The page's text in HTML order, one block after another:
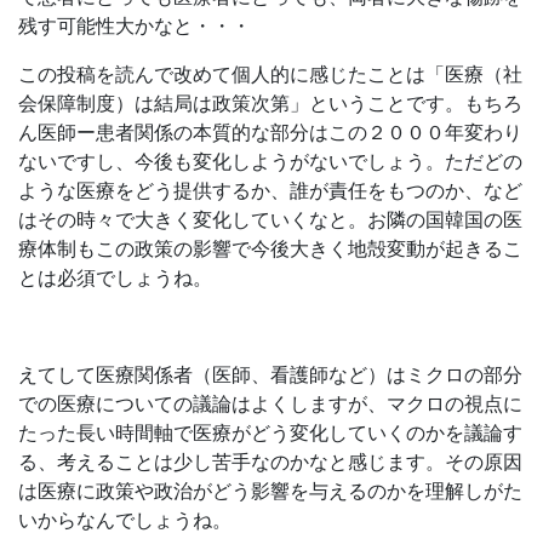
残す可能性大かなと・・・
この投稿を読んで改めて個人的に感じたことは「医療（社
会保障制度）は結局は政策次第」ということです。もちろ
ん医師ー患者関係の本質的な部分はこの２０００年変わり
ないですし、今後も変化しようがないでしょう。ただどの
ような医療をどう提供するか、誰が責任をもつのか、など
はその時々で大きく変化していくなと。お隣の国韓国の医
療体制もこの政策の影響で今後大きく地殻変動が起きるこ
とは必須でしょうね。
えてして医療関係者（医師、看護師など）はミクロの部分
での医療についての議論はよくしますが、マクロの視点に
たった長い時間軸で医療がどう変化していくのかを議論す
る、考えることは少し苦手なのかなと感じます。その原因
は医療に政策や政治がどう影響を与えるのかを理解しがた
いからなんでしょうね。